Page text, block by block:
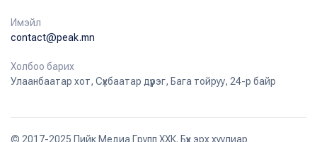
Имэйл
contact@peak.mn
Холбоо барих
Улаанбаатар хот, Сүхбаатар дүүрэг, Бага тойруу, 24-р байр
© 2017-2025 Пийк Медиа Групп ХХК. Бүх эрх хуулиар